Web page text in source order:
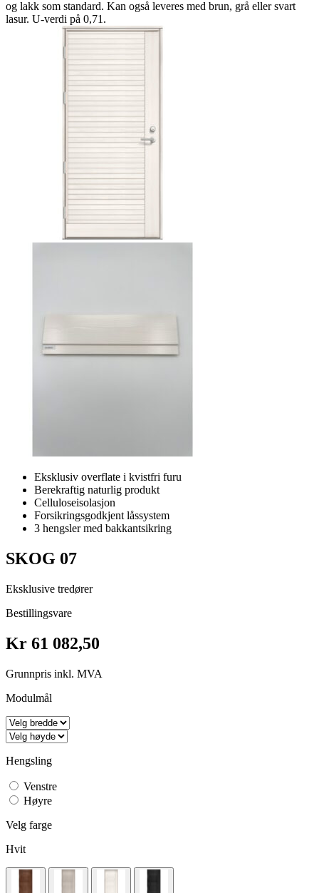
og lakk som standard. Kan også leveres med brun, grå eller svart
lasur. U-verdi på 0,71.
Eksklusiv overflate i kvistfri furu
Berekraftig naturlig produkt
Celluloseisolasjon
Forsikringsgodkjent låssystem
3 hengsler med bakkantsikring
SKOG 07
Eksklusive tredører
Bestillingsvare
Kr 61 082,50
Grunnpris inkl. MVA
Modulmål
Hengsling
Venstre
Høyre
Velg farge
Hvit